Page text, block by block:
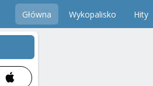
Główna Wykopalisko Hity